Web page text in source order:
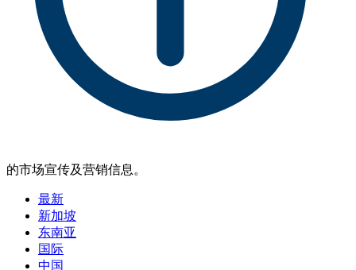
的市场宣传及营销信息。
最新
新加坡
东南亚
国际
中国